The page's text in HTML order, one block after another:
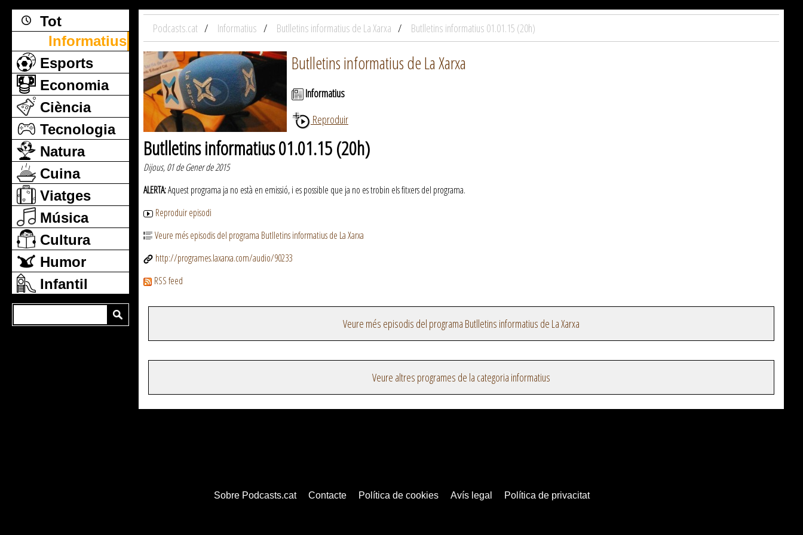
Tot
Informatius
Esports
Economia
Ciència
Tecnologia
Natura
Cuina
Viatges
Música
Cultura
Humor
Infantil
Podcasts.cat Informatius Butlletins informatius de La Xarxa Butlletins informatius 01.01.15 (20h)
Butlletins informatius de La Xarxa
Informatius
Reproduir
Butlletins informatius 01.01.15 (20h)
Dijous, 01 de Gener de 2015
ALERTA:Aquest programa ja no està en emissió, i es possible que ja no es trobin els fitxers del programa.
Reproduir episodi
Veure més episodis del programa Butlletins informatius de La Xarxa
http://programes.laxarxa.com/audio/90233
RSS feed
Veure més episodis del programa Butlletins informatius de La Xarxa
Veure altres programes de la categoria informatius
Sobre Podcasts.cat Contacte Política de cookies Avís legal Política de privacitat